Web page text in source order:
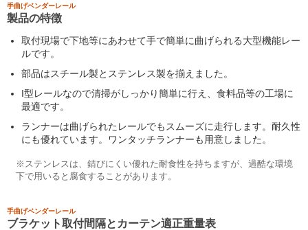
手曲げベンダーレール
製品の特徴
取付現場で下地等にあわせて手で簡単に曲げられる大型機能レー
ルです。
部品はスチール製とステンレス製を揃えました。
I型レールなので清掃がしっかり簡単に行え、食料品等の工場に
最適です。
ランナーは曲げられたレールでもスムーズに走行します。耐久性
にも優れています。ワンタッチランナーも用意しました。
※ステンレスは、錆びにくい優れた耐食性を持ちますが、過酷な環境
下で用いると腐食することがあります。
手曲げベンダーレール
ブラケット取付間隔とカーテン適正重量表